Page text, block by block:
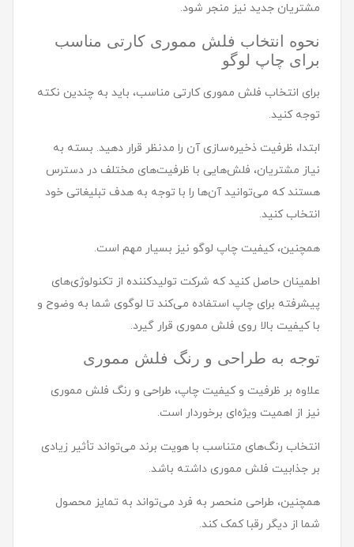
مشتریان جدید نیز منجر شود.
نحوه انتخاب فلش مموری کارتی مناسب
برای چاپ لوگو
برای انتخاب فلش مموری کارتی مناسب، باید به چندین نکته
توجه کنید.
ابتدا، ظرفیت ذخیره‌سازی آن را مدنظر قرار دهید. بسته به
نیاز مشتریان، فلش‌هایی با ظرفیت‌های مختلف در دسترس
هستند که می‌توانید آن‌ها را با توجه به هدف تبلیغاتی خود
انتخاب کنید.
همچنین، کیفیت چاپ لوگو نیز بسیار مهم است.
اطمینان حاصل کنید که شرکت تولیدکننده از تکنولوژی‌های
پیشرفته برای چاپ استفاده می‌کند تا لوگوی شما به وضوح و
با کیفیت بالا روی فلش مموری قرار گیرد.
توجه به طراحی و رنگ فلش مموری
علاوه بر ظرفیت و کیفیت چاپ، طراحی و رنگ فلش مموری
نیز از اهمیت ویژه‌ای برخوردار است.
انتخاب رنگ‌های متناسب با هویت برند می‌تواند تأثیر زیادی
بر جذابیت فلش مموری داشته باشد.
همچنین، طراحی منحصر به فرد می‌تواند به تمایز محصول
شما از دیگر رقبا کمک کند.